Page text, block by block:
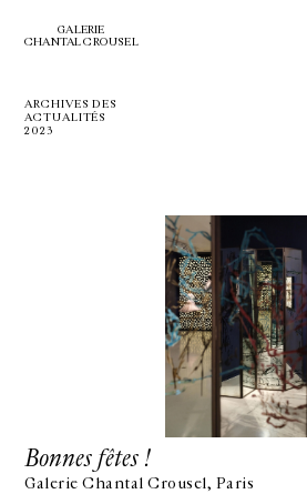
GALERIE
CHANTAL CROUSEL
ARCHIVES DES
ACTUALITÉS
2023
Bonnes fêtes !
Galerie Chantal Crousel, Paris